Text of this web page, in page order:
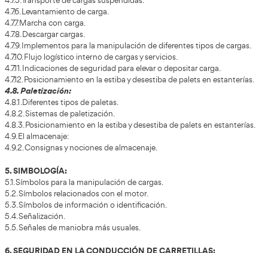
3. MECÁNICA Y MANTENIMIENTO DE LA
3.1. El motor térmico.
3.2. El mantenimiento de la carretilla elevadora: baterías,
mástil, transmisiones, máquinas retráctiles, ruedas…
3.3. Repostaje y conservación.
3.4. Reparación de averías.
3.5. El mantenimiento y las consignas de seguridad.
3.6. Repostaje y conservación.
4. MANEJO DE CARRETILLAS ELEVADORAS:
4.1. Comprobaciones antes de la puesta en marcha.
4.2. La estabilidad de la carretilla.
4.3. Carretilla parada.
4.4. Carretilla en movimiento.
4.5. Normas de circulación.